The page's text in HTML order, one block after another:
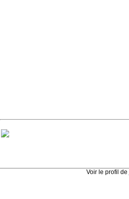
Voir le profil de